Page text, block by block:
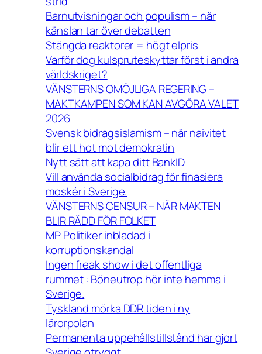
Barnutvisningar och populism – när
känslan tar över debatten
Stängda reaktorer = högt elpris
Varför dog kulspruteskyttar först i andra
världskriget?
VÄNSTERNS OMÖJLIGA REGERING –
MAKTKAMPEN SOM KAN AVGÖRA VALET
2026
Svensk bidragsislamism – när naivitet
blir ett hot mot demokratin
Nytt sätt att kapa ditt BankID
Vill använda socialbidrag för finasiera
moskér i Sverige.
VÄNSTERNS CENSUR – NÄR MAKTEN
BLIR RÄDD FÖR FOLKET
MP Politiker inbladad i
korruptionskandal
Ingen freak show i det offentliga
rummet : Böneutrop hör inte hemma i
Sverige.
Tyskland mörka DDR tiden i ny
lärorpolan
Permanenta uppehållstillstånd har gjort